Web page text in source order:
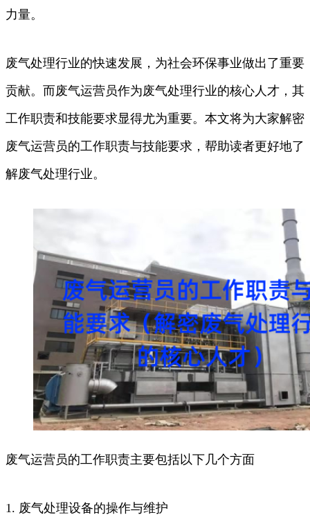
力量。
废气处理行业的快速发展，为社会环保事业做出了重要
贡献。而废气运营员作为废气处理行业的核心人才，其
工作职责和技能要求显得尤为重要。本文将为大家解密
废气运营员的工作职责与技能要求，帮助读者更好地了
解废气处理行业。
废气运营员的工作职责主要包括以下几个方面
1. 废气处理设备的操作与维护